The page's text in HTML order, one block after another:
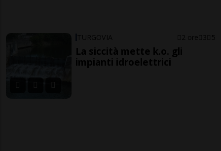
TURGOVIA 2 ore 3 5
La siccità mette k.o. gli
impianti idroelettrici